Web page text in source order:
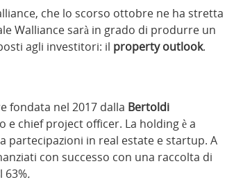
che lo scorso ottobre ne ha stretta
Walliance sarà in grado di produrre un
agli investitori: il property outlook.
fondata nel 2017 dalla Bertoldi
e chief project officer. La holding è a
partecipazioni in real estate e startup. A
con successo con una raccolta di
63%.